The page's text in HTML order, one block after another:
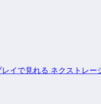
イで見れる ネクストレー